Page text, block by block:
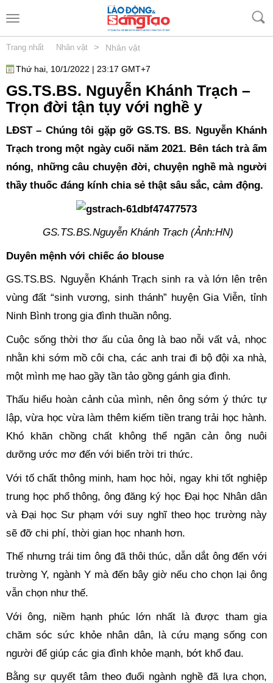
Trang nhất Nhân vật > Nhân vật
Thứ hai, 10/1/2022 | 23:17 GMT+7
GS.TS.BS. Nguyễn Khánh Trạch –
Trọn đời tận tụy với nghề y
LĐST – Chúng tôi gặp gỡ GS.TS. BS. Nguyễn Khánh
Trạch trong một ngày cuối năm 2021. Bên tách trà ấm
nóng, những câu chuyện đời, chuyện nghề mà người
thầy thuốc đáng kính chia sẻ thật sâu sắc, cảm động.
GS.TS.BS.Nguyễn Khánh Trạch (Ảnh:HN)
Duyên mệnh với chiếc áo blouse
GS.TS.BS. Nguyễn Khánh Trạch sinh ra và lớn lên trên
vùng đất “sinh vương, sinh thánh” huyện Gia Viễn, tỉnh
Ninh Bình trong gia đình thuần nông.
Cuộc sống thời thơ ấu của ông là bao nỗi vất vả, nhọc
nhằn khi sớm mồ côi cha, các anh trai đi bộ đội xa nhà,
một mình mẹ hao gầy tần tảo gồng gánh gia đình.
Thấu hiểu hoàn cảnh của mình, nên ông sớm ý thức tự
lập, vừa học vừa làm thêm kiếm tiền trang trải học hành.
Khó khăn chồng chất không thể ngăn cản ông nuôi
dưỡng ước mơ đến với biển trời tri thức.
Với tố chất thông minh, ham học hỏi, ngay khi tốt nghiệp
trung học phổ thông, ông đăng ký học Đại học Nhân dân
và Đại học Sư phạm với suy nghĩ theo học trường này
sẽ đỡ chi phí, thời gian học nhanh hơn.
Thế nhưng trái tim ông đã thôi thúc, dẫn dắt ông đến với
trường Y, ngành Y mà đến bây giờ nếu cho chọn lại ông
vẫn chọn như thế.
Với ông, niềm hạnh phúc lớn nhất là được tham gia
chăm sóc sức khỏe nhân dân, là cứu mạng sống con
người để giúp các gia đình khỏe mạnh, bớt khổ đau.
Bằng sự quyết tâm theo đuổi ngành nghề đã lựa chọn,